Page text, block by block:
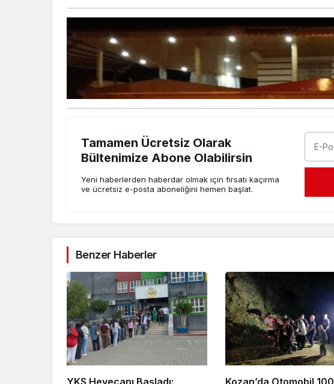
Tamamen Ücretsiz Olarak
Bültenimize Abone Olabilirsin
Yeni haberlerden haberdar olmak için fırsatı kaçırma
ve ücretsiz e-posta aboneliğini hemen başlat.
Benzer Haberler